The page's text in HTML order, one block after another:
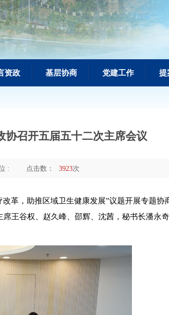
资政 基层协商 党建工作 提
召开五届五十二次主席会议
: 点击数： 3923次
革，助推区域卫生健康发展”议题开展专题协
王谷权、赵久峰、邵辉、沈茜，秘书长潘永